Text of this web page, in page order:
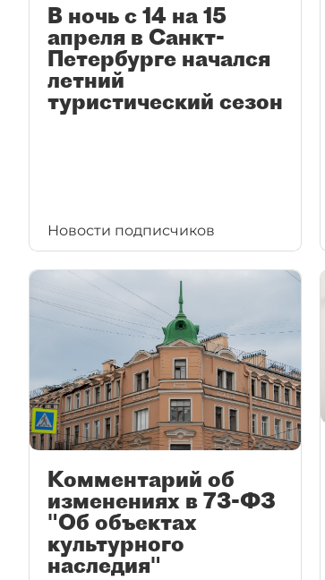
В ночь с 14 на 15
апреля в Санкт-
Петербурге начался
летний
туристический сезон
Новости подписчиков
Комментарий об
изменениях в 73-ФЗ
"Об объектах
культурного
наследия"